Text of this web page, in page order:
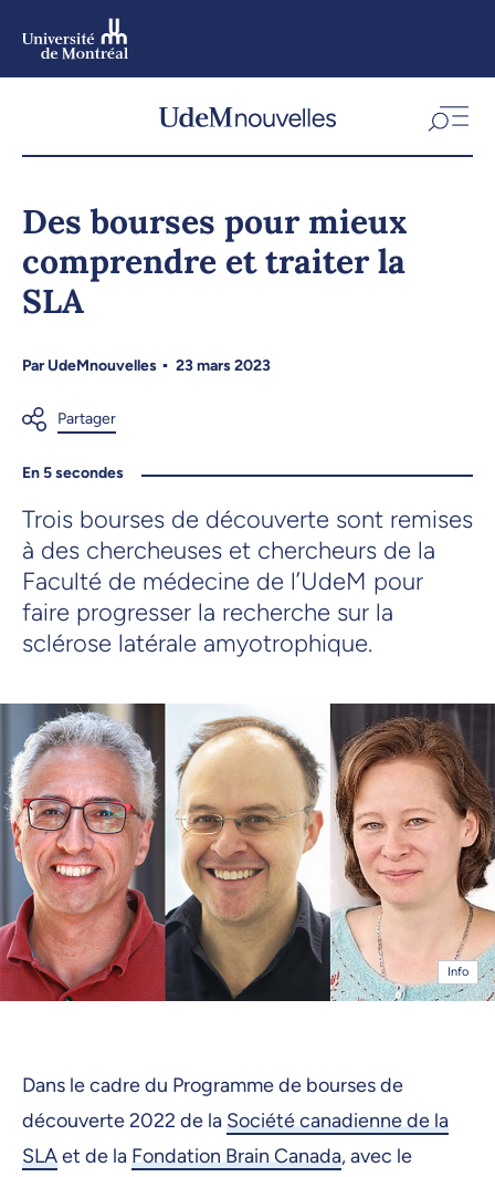
Des bourses pour mieux
comprendre et traiter la
SLA
ParUdeMnouvelles 23 mars 2023
En 5 secondes
Trois bourses de découverte sont remises
à des chercheuses et chercheurs de la
Faculté de médecine de l’UdeM pour
faire progresser la recherche sur la
sclérose latérale amyotrophique.
Info
Dans le cadre du Programme de bourses de
découverte 2022 de la Société canadienne de la
SLAet de la Fondation Brain Canada, avec le